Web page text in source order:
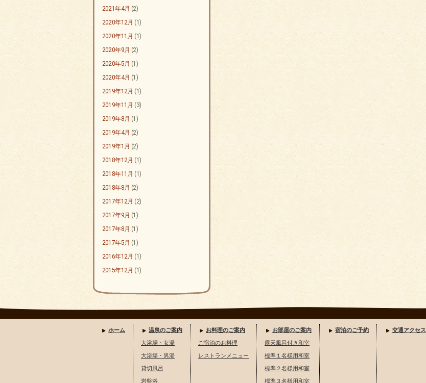
2021年4月 (2)
2020年12月 (1)
2020年11月 (1)
2020年9月 (2)
2020年5月 (1)
2020年4月 (1)
2019年12月 (1)
2019年11月 (3)
2019年8月 (1)
2019年4月 (2)
2019年1月 (2)
2018年12月 (1)
2018年11月 (1)
2018年8月 (2)
2017年12月 (2)
2017年9月 (1)
2017年8月 (1)
2017年5月 (1)
2016年12月 (1)
2015年12月 (1)
ホーム
温泉のご案内
大浴場・女湯
大浴場・男湯
貸切風呂
岩盤浴
お料理のご案内
ご宿泊のお料理
レストランメニュー
お部屋のご案内
露天風呂付き和室
標準１名様用和室
標準２名様用和室
標準３名様用和室
宿泊のご予約 交通アクセス